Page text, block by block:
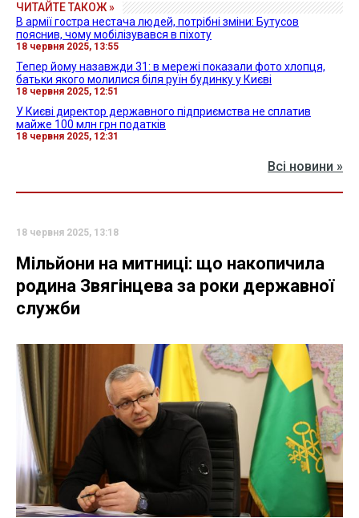
ЧИТАЙТЕ ТАКОЖ »
В армії гостра нестача людей, потрібні зміни: Бутусов
пояснив, чому мобілізувався в піхоту
18 червня 2025, 13:55
Тепер йому назавжди 31: в мережі показали фото хлопця,
батьки якого молилися біля руїн будинку у Києві
18 червня 2025, 12:51
У Києві директор державного підприємства не сплатив
майже 100 млн грн податків
18 червня 2025, 12:31
Всі новини »
18 червня 2025, 13:18
Мільйони на митниці: що накопичила
родина Звягінцева за роки державної
служби